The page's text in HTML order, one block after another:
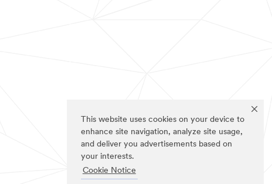
This website uses cookies on your device to
enhance site navigation, analyze site usage,
and deliver you advertisements based on
your interests.
Cookie Notice